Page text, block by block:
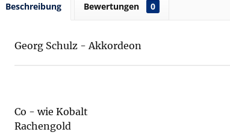
Beschreibung Bewertungen 0
Georg Schulz - Akkordeon
Co - wie Kobalt
Rachengold